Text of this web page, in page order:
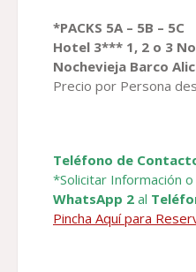
*PACKS 5A – 5B – 5C
Hotel 3*** 1, 2 o 3
Nochevieja Barco
Precio por Persona
Teléfono de
*Solicitar Información
WhatsApp 2 al
Pincha Aquí para